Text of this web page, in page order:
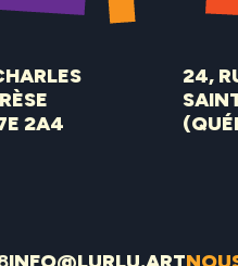
2A4
24,